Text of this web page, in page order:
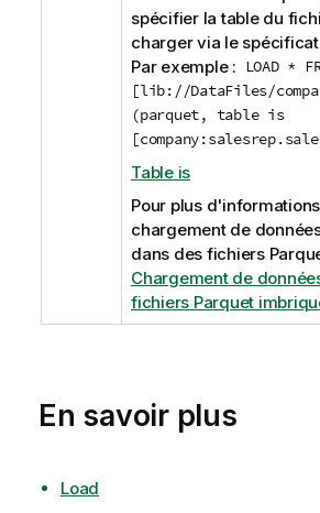
spécifier la table du
charger via le
Par exemple : LOAD *
[lib://DataFiles/
(parquet, table is
Table is
Pour plus
chargement de
dans des fichiers
Chargement de
fichiers Parquet
En savoir plus
Load